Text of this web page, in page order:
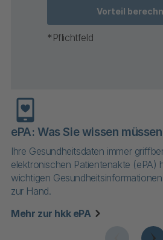
*Pflichtfeld
ePA: Was Sie wissen müssen
Ihre Gesundheitsdaten immer
elektronischen Patientenakte (ePA)
wichtigen
zur Hand.
Mehr zur hkk ePA